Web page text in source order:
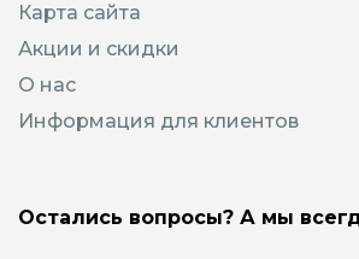
Карта сайта
Акции и скидки
О нас
Информация для клиентов
Остались вопросы? А мы